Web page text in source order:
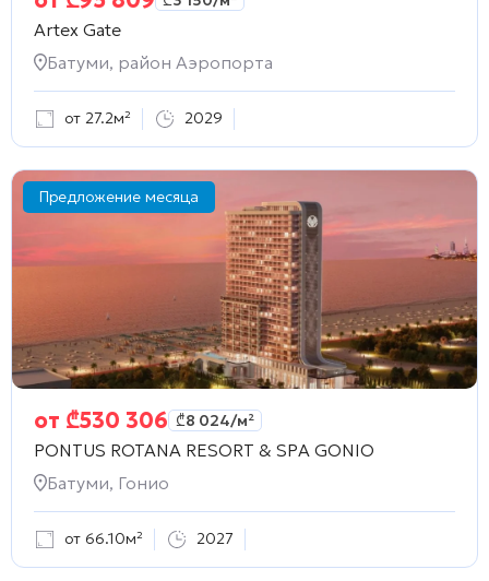
Artex Gate
Батуми, район Аэропорта
от 27.2м² 2029
Предложение месяца
от ₾530 306 ₾8 024/м²
PONTUS ROTANA RESORT & SPA GONIO
Батуми, Гонио
от 66.10м² 2027